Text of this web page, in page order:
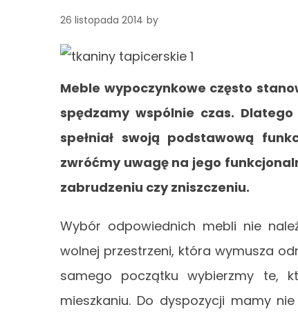
26 listopada 2014 by
Meble wypoczynkowe często
spędzamy wspólnie czas.
spełniał swoją podstawową
zwróćmy uwagę na jego
zabrudzeniu czy zniszczeniu.
Wybór odpowiednich mebli nie
wolnej przestrzeni, która wymusza
samego początku wybierzmy te,
mieszkaniu. Do dyspozycji mamy